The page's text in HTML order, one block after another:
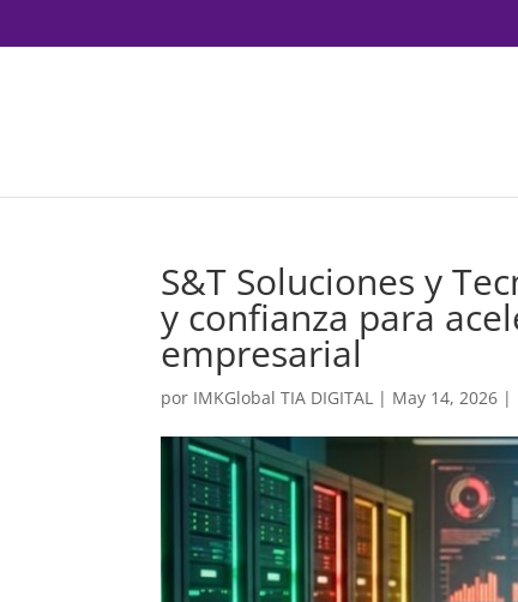
S&T Soluciones y
y confianza para
empresarial
por IMKGlobal TIA DIGITAL | May 14, 2026 |